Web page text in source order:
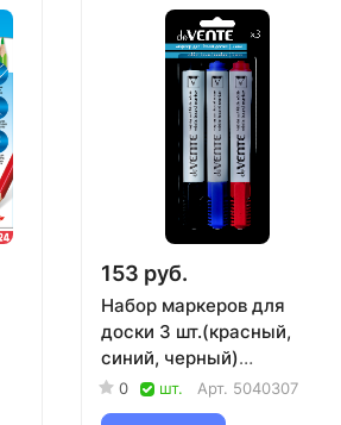
153 руб.
Набор маркеров для
доски 3 шт.(красный,
синий, черный)
deVENTE/12/144
0 шт. Арт. 5040307